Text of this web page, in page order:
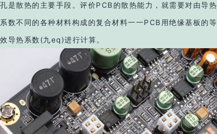
孔是散热的主要手段。评价PCB的散热能力，就需要对由导热
系数不同的各种材料构成的复合材料一一PCB用绝缘基板的等
效导热系数(九eq)进行计算。